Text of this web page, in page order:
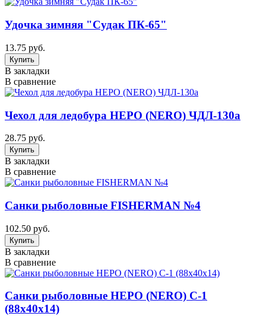
Удочка зимняя "Судак ПК-65"
13.75 руб.
В закладки
В сравнение
Чехол для ледобура НЕРО (NERO) ЧДЛ-130а
28.75 руб.
В закладки
В сравнение
Санки рыболовные FISHERMAN №4
102.50 руб.
В закладки
В сравнение
Санки рыболовные НЕРО (NERO) С-1
(88х40х14)